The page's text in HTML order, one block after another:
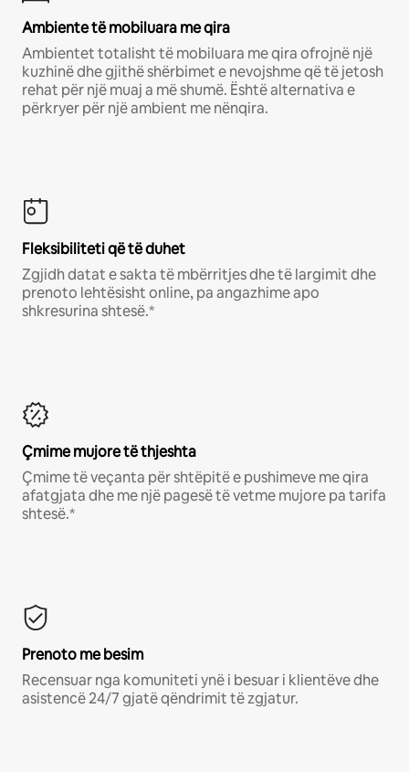
Ambiente të mobiluara me qira
Ambientet totalisht të mobiluara me qira ofrojnë një
kuzhinë dhe gjithë shërbimet e nevojshme që të jetosh
rehat për një muaj a më shumë. Është alternativa e
përkryer për një ambient me nënqira.
Fleksibiliteti që të duhet
Zgjidh datat e sakta të mbërritjes dhe të largimit dhe
prenoto lehtësisht online, pa angazhime apo
shkresurina shtesë.*
Çmime mujore të thjeshta
Çmime të veçanta për shtëpitë e pushimeve me qira
afatgjata dhe me një pagesë të vetme mujore pa tarifa
shtesë.*
Prenoto me besim
Recensuar nga komuniteti ynë i besuar i klientëve dhe
asistencë 24/7 gjatë qëndrimit të zgjatur.